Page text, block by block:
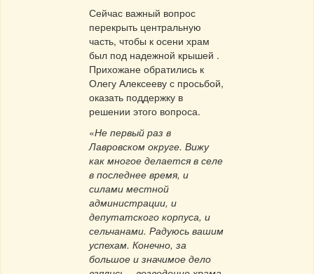
Сейчас важный вопрос
перекрыть центральную
часть, чтобы к осени храм
был под надежной крышей .
Прихожане обратились к
Олегу Алексееву с просьбой,
оказать поддержку в
решении этого вопроса.
«Не первый раз в
Лавровском округе. Вижу
как многое делается в селе
в последнее время, и
силами местной
администрации, и
депутатского корпуса, и
сельчанами. Радуюсь вашим
успехам. Конечно, за
большое и значимое дело